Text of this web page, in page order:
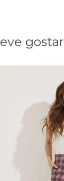
gostar